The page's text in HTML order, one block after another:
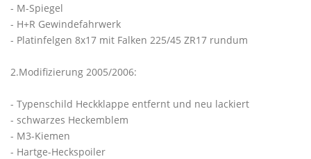
- M-Spiegel
- H+R Gewindefahrwerk
- Platinfelgen 8x17 mit Falken 225/45 ZR17 rundum
2.Modifizierung 2005/2006:
- Typenschild Heckklappe entfernt und neu lackiert
- schwarzes Heckemblem
- M3-Kiemen
- Hartge-Heckspoiler